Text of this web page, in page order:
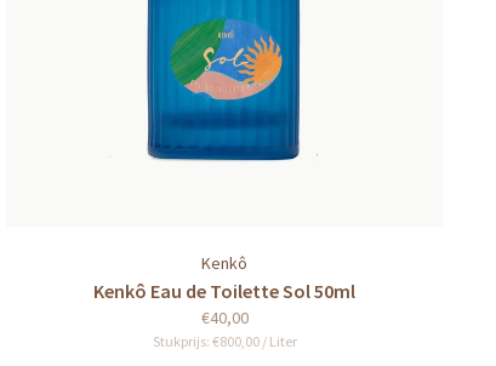
Kenkô
Kenkô Eau de Toilette Sol 50ml
€40,00
Stukprijs: €800,00 / Liter